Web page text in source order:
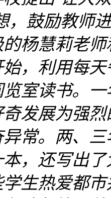
，鼓励教师
杨慧莉老
，利用每
室读书。
发展为强
常。两、
，还写出
生热爱都